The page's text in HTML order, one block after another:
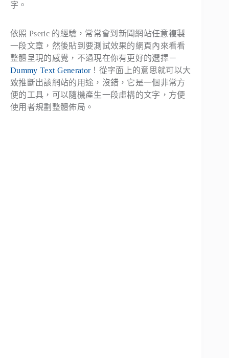
字。
依照 Pseric 的經驗，常常會到新聞網站任意複製
一段文章，然後貼到要測試效果的網頁內來看看
整體呈現的感覺，不過現在你有更好的選擇－
Dummy Text Generator！從字面上的意思就可以大
致推斷出該網站的用途，沒錯，它是一個非常方
便的工具，可以隨機產生一段虛構的文字，方便
使用者規劃整體佈局。